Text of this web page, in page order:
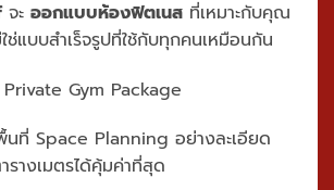
จะ ออกแบบห้องฟิตเนสที่เหมาะกับคุณ
ใช่แบบสำเร็จรูปที่ใช้กับทุกคนเหมือนกัน
Gym Package
นที่ Space Planning อย่างละเอียด
รางเมตรได้คุ้มค่าที่สุด